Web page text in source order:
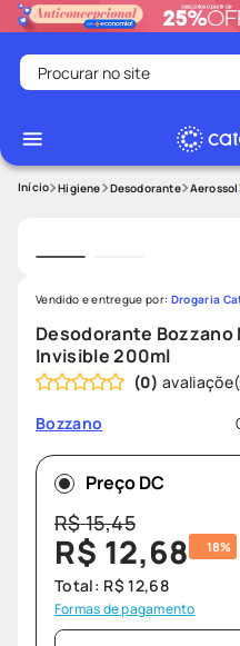
Procurar no site
1
2º
medley
4º
shampoo
5º
tadalafila
6º
ozivy
7 º
lenço umedecido
9º
desodorante
10
fralda pampers
Higiene Desodorante Aerossol
Desodorante
Invisible 200ml
(0)
Bozzano
Vendido e entregue por: Drogaria
Preço DC
R$15,45
R$ 12,68 18%
Total: R$ 12,68
Formas de pagamento